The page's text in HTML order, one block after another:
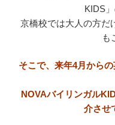
KIDS
京橋校では大人の方だ
も
そこで、来年4月から
NOVAバイリンガル
介させ